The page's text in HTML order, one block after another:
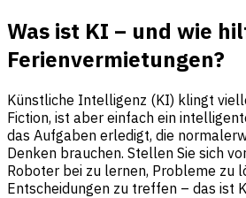
Was ist KI – und wie
Ferienvermietungen?
Künstliche Intelligenz (KI) klingt
Fiction, ist aber einfach ein
das Aufgaben erledigt, die
Denken brauchen. Stellen Sie sich
Roboter bei zu lernen, Probleme zu
Entscheidungen zu treffen – das ist